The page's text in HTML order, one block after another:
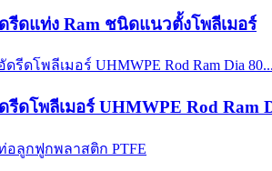
รีดแท่ง Ram ชนิดแนวตั้งโพลีเมอร์
รีดโพลีเมอร์ UHMWPE Rod Ram